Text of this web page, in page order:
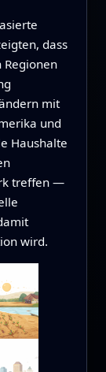
dass
mit
und
Haushalte
treffen —
wird.